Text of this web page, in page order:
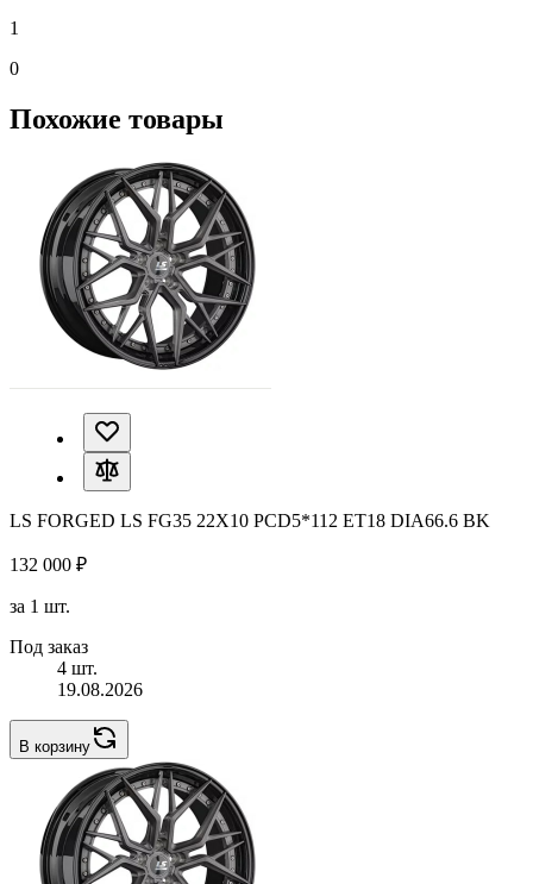
1
0
Похожие товары
LS FORGED LS FG35 22X10 PCD5*112 ET18 DIA66.6 BK
132 000 ₽
за 1 шт.
Под заказ
4 шт.
19.08.2026
В корзину